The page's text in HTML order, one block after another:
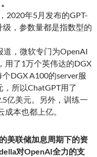
。
2020年5月发布的GPT-
，参数量都是指数型的
道，微软专门为OpenAI
用了1万个英伟达的DGX
DGX A100的server服
所以ChatGPT用了
亿美元。另外，训练一
本也都上亿。
美联储加息周期下的资
对OpenAI全力的支